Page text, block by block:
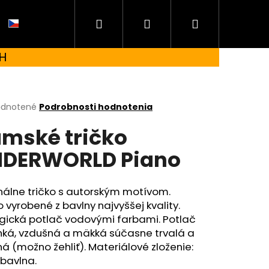
Hľadať PrihlásenieNákupný
košík
Podrobnosti hodnotenia
tričko
Piano
tričko s autorským motívom.
vyrobené z bavlny najvyššej kvality.
potlač vodovými farbami. Potlač
vzdušná a mäkká súčasne trvalá a
(možno žehliť). Materiálové zloženie:
bavlna.
FOREST